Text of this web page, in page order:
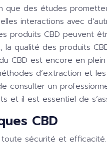
que des études
interactions avec
produits CBD peuvent
qualité des produits
CBD est encore en
d’extraction et
consulter un
et il est essentiel de
CBD
toute sécurité et efficacité.